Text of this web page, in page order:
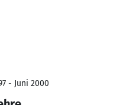
- Juni 2000